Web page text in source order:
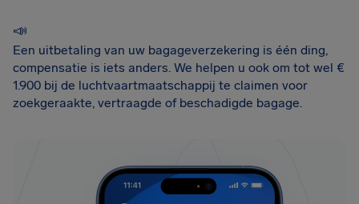
📣
Een uitbetaling van uw bagageverzekering is één ding,
compensatie is iets anders. We helpen u ook om tot wel €
1.900 bij de luchtvaartmaatschappij te claimen voor
zoekgeraakte, vertraagde of beschadigde bagage.